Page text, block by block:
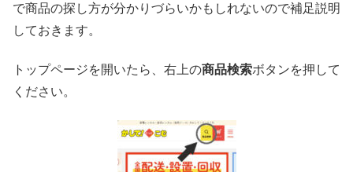
で商品の探し方が分かりづらいかもしれないので補足説明
しておきます。
トップページを開いたら、右上の商品検索ボタンを押して
ください。